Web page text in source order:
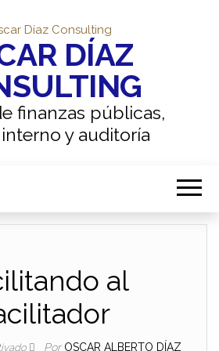
DÍAZ
finanzas públicas,
y auditoría
al
Por OSCAR ALBERTO DÍAZ